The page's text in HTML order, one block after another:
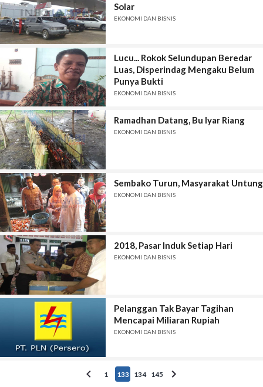
Solar
EKONOMI DAN BISNIS
Lucu... Rokok Selundupan Beredar
Luas, Disperindag Mengaku Belum
Punya Bukti
EKONOMI DAN BISNIS
Ramadhan Datang, Bu Iyar Riang
EKONOMI DAN BISNIS
Sembako Turun, Masyarakat Untung
EKONOMI DAN BISNIS
2018, Pasar Induk Setiap Hari
EKONOMI DAN BISNIS
Pelanggan Tak Bayar Tagihan
Mencapai Miliaran Rupiah
EKONOMI DAN BISNIS
1 133 134 145